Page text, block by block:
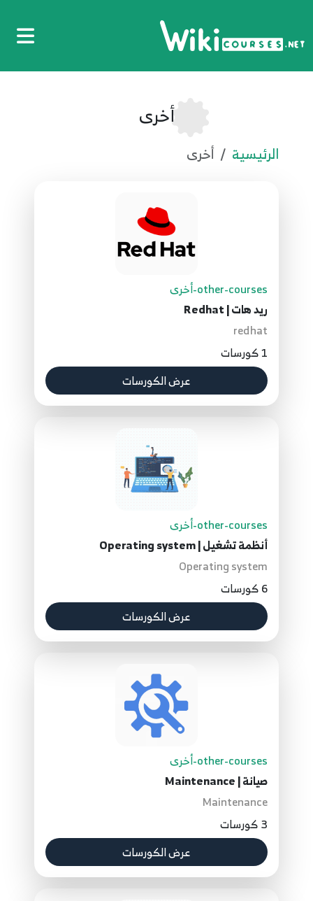
أخرى
الرئيسية أخرى
other-courses-أخرى
ريد هات | Redhat
redhat
1 كورسات
عرض الكورسات
other-courses-أخرى
أنظمة تشغيل | Operating system
Operating system
6 كورسات
عرض الكورسات
other-courses-أخرى
صيانة | Maintenance
Maintenance
3 كورسات
عرض الكورسات